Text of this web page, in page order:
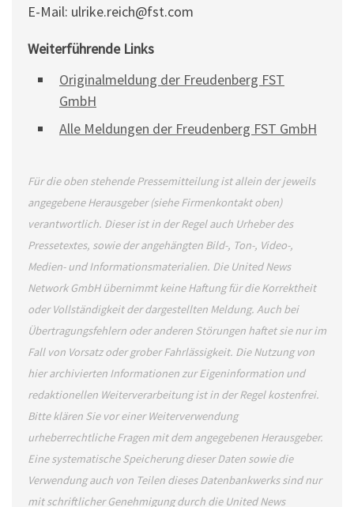
E-Mail: ulrike.reich@fst.com
Weiterführende Links
Originalmeldung der Freudenberg FST
GmbH
Alle Meldungen der Freudenberg FST GmbH
Für die oben stehende Pressemitteilung ist allein der jeweils
angegebene Herausgeber (siehe Firmenkontakt oben)
verantwortlich. Dieser ist in der Regel auch Urheber des
Pressetextes, sowie der angehängten Bild-, Ton-, Video-,
Medien- und Informationsmaterialien. Die United News
Network GmbH übernimmt keine Haftung für die Korrektheit
oder Vollständigkeit der dargestellten Meldung. Auch bei
Übertragungsfehlern oder anderen Störungen haftet sie nur im
Fall von Vorsatz oder grober Fahrlässigkeit. Die Nutzung von
hier archivierten Informationen zur Eigeninformation und
redaktionellen Weiterverarbeitung ist in der Regel kostenfrei.
Bitte klären Sie vor einer Weiterverwendung
urheberrechtliche Fragen mit dem angegebenen Herausgeber.
Eine systematische Speicherung dieser Daten sowie die
Verwendung auch von Teilen dieses Datenbankwerks sind nur
mit schriftlicher Genehmigung durch die United News